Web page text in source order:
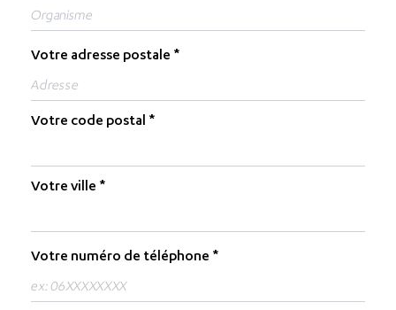
Votre adresse postale
Votre code postal
Votre ville
Votre numéro de téléphone